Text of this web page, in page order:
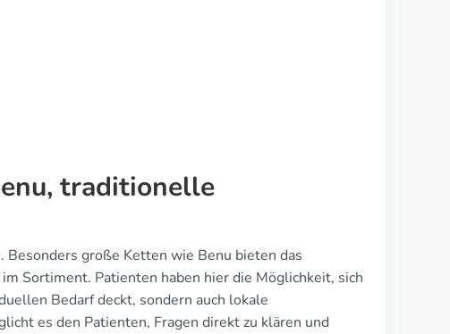
traditionelle
große Ketten wie Benu bieten das
Sortiment. Patienten haben hier die Möglichkeit, sich
Bedarf deckt, sondern auch lokale
es den Patienten, Fragen direkt zu klären und